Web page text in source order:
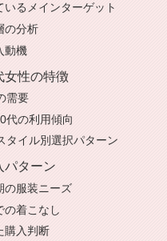
るメインターゲット
の分析
動機
女性の特徴
需要
代の利用傾向
タイル別選択パターン
パターン
の服装ニーズ
の着こなし
購入判断